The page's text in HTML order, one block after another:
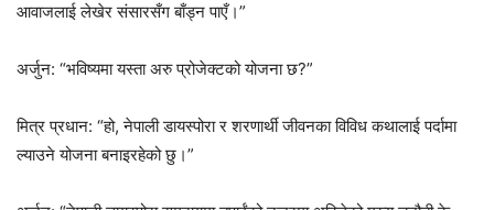
आवाजलाई लेखेर संसारसँग बाँड्न पाएँ।”
अर्जुन: “भविष्यमा यस्ता अरु प्रोजेक्टको योजना छ?”
मित्र प्रधान: “हो, नेपाली डायस्पोरा र शरणार्थी जीवनका विविध कथालाई पर्दामा
ल्याउने योजना बनाइरहेको छु।”